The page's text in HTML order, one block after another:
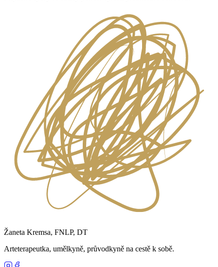
Žaneta Kremsa, FNLP, DT
Arteterapeutka, umělkyně, průvodkyně na cestě k sobě.